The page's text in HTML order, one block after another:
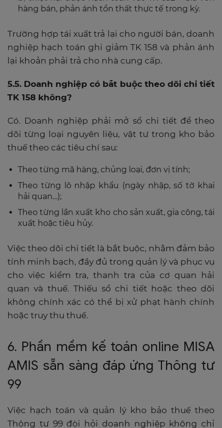
hàng bán, phản ánh tổn thất thực tế trong kỳ.
Trường hợp tái xuất trả lại cho người bán, doanh
nghiệp hạch toán ghi giảm TK 158 và phản ánh
lại khoản phải trả cho nhà cung cấp.
5.5. Doanh nghiệp có bắt buộc theo dõi chi tiết
TK 158 không?
Có. Doanh nghiệp phải mở sổ chi tiết để theo
dõi từng loại nguyên liệu, vật tư trong kho bảo
thuế theo các tiêu chí sau:
Theo từng mã hàng, chủng loại, đơn vị tính;
Theo từng lô nhập khẩu (ngày nhập, số tờ khai
hải quan…);
Theo từng lần xuất kho cho sản xuất, gia công, tái
xuất hoặc tiêu hủy.
Việc theo dõi chi tiết là bắt buộc, nhằm đảm bảo
tính minh bạch, đầy đủ trong quản lý và phục vụ
cho việc kiểm tra, thanh tra của cơ quan hải
quan và thuế. Thiếu sổ chi tiết hoặc theo dõi
không chính xác có thể bị xử phạt hành chính
hoặc truy thu thuế.
6. Phần mềm kế toán online MISA
AMIS sẵn sàng đáp ứng Thông tư
99
Việc hạch toán và quản lý kho bảo thuế theo
Thông tư 99 đòi hỏi doanh nghiệp không chỉ